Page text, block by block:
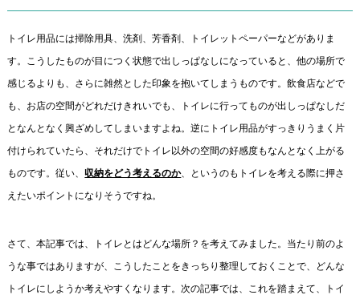
トイレ用品には掃除用具、洗剤、芳香剤、トイレットペーパーなどがありま
す。こうしたものが目につく状態で出しっぱなしになっていると、他の場所で
感じるよりも、さらに雑然とした印象を抱いてしまうものです。飲食店などで
も、お店の空間がどれだけきれいでも、トイレに行ってものが出しっぱなしだ
となんとなく興ざめしてしまいますよね。逆にトイレ用品がすっきりうまく片
付けられていたら、それだけでトイレ以外の空間の好感度もなんとなく上がる
ものです。従い、収納をどう考えるのか、というのもトイレを考える際に押さ
えたいポイントになりそうですね。
さて、本記事では、トイレとはどんな場所？を考えてみました。当たり前のよ
うな事ではありますが、こうしたことをきっちり整理しておくことで、どんな
トイレにしようか考えやすくなります。次の記事では、これを踏まえて、トイ